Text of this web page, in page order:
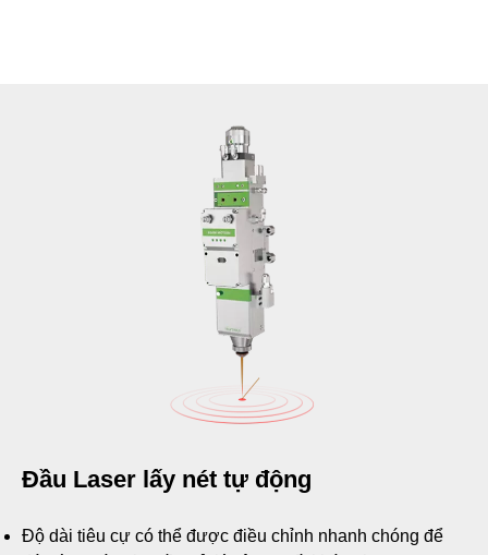
Đầu Laser lấy nét tự động
Độ dài tiêu cự có thể được điều chỉnh nhanh chóng để